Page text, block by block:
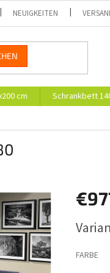
NEUIGKEITEN
cm Schrankbett
FARBE